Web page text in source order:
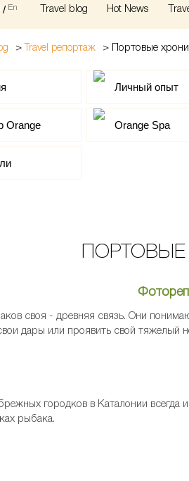
/ En Travel blog Hot News
> Travel репортаж > Портовые
Личный опыт
Orange Orange Spa
своя - древняя связь. Они
дары или проявить свой тяжелый
городков в Каталонии
рыбака.